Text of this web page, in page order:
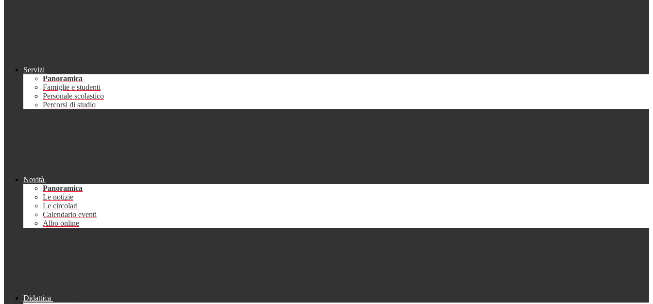
Servizi
Panoramica
Famiglie e studenti
Personale scolastico
Percorsi di studio
Novità
Panoramica
Le notizie
Le circolari
Calendario eventi
Albo online
Didattica